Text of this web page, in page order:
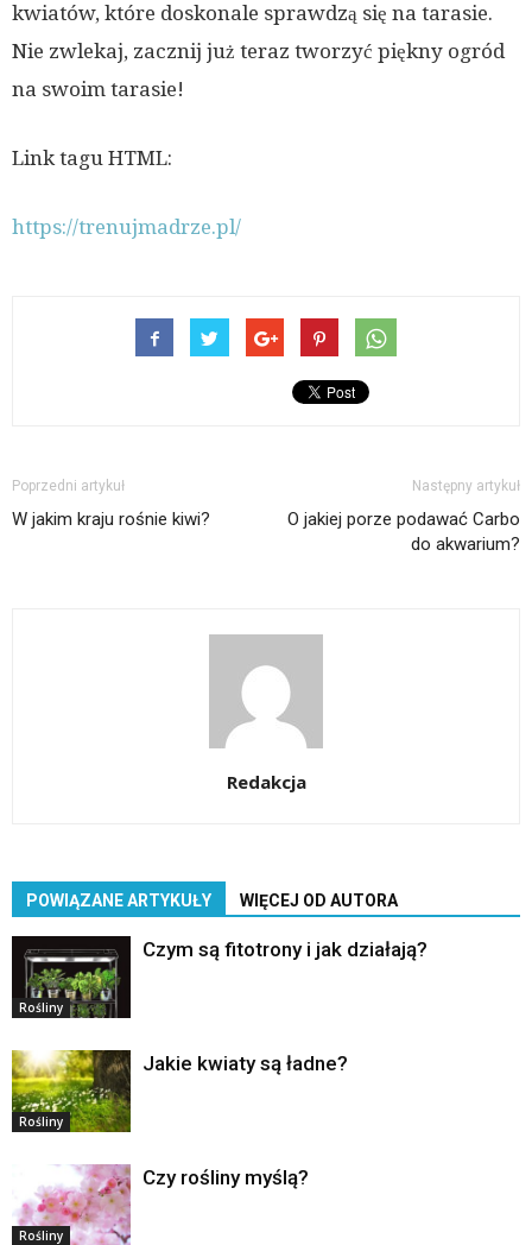
kwiatów, które doskonale sprawdzą się na tarasie.
Nie zwlekaj, zacznij już teraz tworzyć piękny ogród
na swoim tarasie!
Link tagu HTML:
https://trenujmadrze.pl/
Poprzedni artykuł
W jakim kraju rośnie kiwi?
Następny artykuł
O jakiej porze podawać Carbo
do akwarium?
Redakcja
POWIĄZANE ARTYKUŁY WIĘCEJ OD AUTORA
Rośliny
Czym są fitotrony i jak działają?
Rośliny
Jakie kwiaty są ładne?
Rośliny
Czy rośliny myślą?